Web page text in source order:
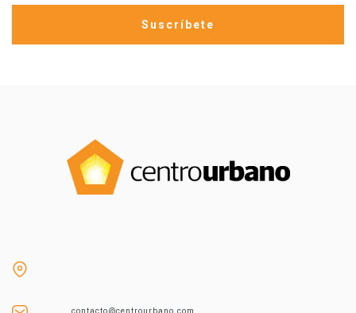
contacto@centrourbano.com